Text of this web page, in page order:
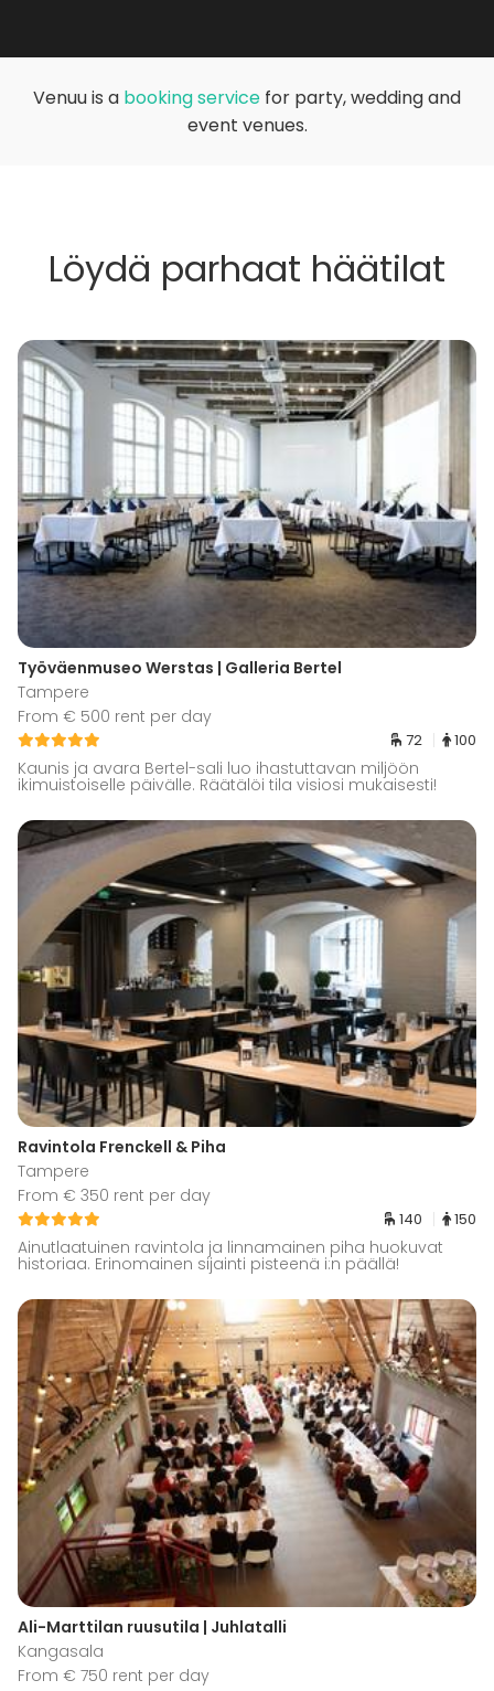
Venuu is a booking service for party, wedding and
event venues.
Löydä parhaat häätilat
Työväenmuseo Werstas | Galleria Bertel
Tampere
From € 500 rent per day
72 100
Kaunis ja avara Bertel-sali luo ihastuttavan miljöön
ikimuistoiselle päivälle. Räätälöi tila visiosi mukaisesti!
Ravintola Frenckell & Piha
Tampere
From € 350 rent per day
140 150
Ainutlaatuinen ravintola ja linnamainen piha huokuvat
historiaa. Erinomainen sijainti pisteenä i:n päällä!
Ali-Marttilan ruusutila | Juhlatalli
Kangasala
From € 750 rent per day